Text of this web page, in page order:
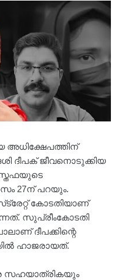
അധിക്ഷേപത്തിന്
ദീപക് ജീവനൊടുക്കിയ
27ന് പറയും.
കോടതിയാണ്
സുപ്രീംകോടതി
ദീപക്കിന്റെ
ഹാജരായത്.
സഹയാത്രികയും